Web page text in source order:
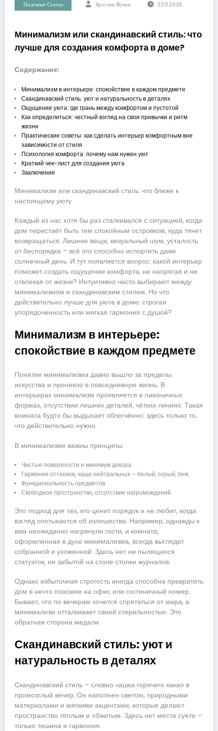
Полезные Статьи Ярослав Жуков 23.11.2025
Минимализм или скандинавский стиль: что
лучше для создания комфорта в доме?
Содержание:
Минимализм в интерьере: спокойствие в каждом предмете
Скандинавский стиль: уют и натуральность в деталях
Ощущение уюта: где грань между комфортом и пустотой
Как определиться: честный взгляд на свои привычки и ритм
жизни
Практические советы: как сделать интерьер комфортным вне
зависимости от стиля
Психология комфорта: почему нам нужен уют
Краткий чек-лист для создания уюта
Заключение
Минимализм или скандинавский стиль: что ближе к
настоящему уюту
Каждый из нас хотя бы раз сталкивался с ситуацией, когда
дом перестаёт быть тем спокойным островком, куда тянет
возвращаться. Лишние вещи, визуальный шум, усталость
от беспорядка – всё это способно испортить даже
солнечный день. И тут появляется вопрос: какой интерьер
поможет создать ощущение комфорта, не напрягая и не
отвлекая от жизни? Интуитивно часто выбирают между
минимализмом и скандинавским стилем. Но что
действительно лучше для уюта в доме: строгая
упорядоченность или мягкая гармония с душой?
Минимализм в интерьере:
спокойствие в каждом предмете
Понятие минимализма давно вышло за пределы
искусства и проникло в повседневную жизнь. В
интерьерах минимализм проявляется в лаконичных
формах, отсутствии лишних деталей, чётких линиях. Такая
комната будто бы выдыхает облегчённо: здесь только то,
что действительно нужно.
В минимализме важны принципы:
Чистые поверхности и минимум декора.
Гармония оттенков, чаще нейтральных – белый, серый, беж.
Функциональность предметов.
Свободное пространство, отсутствие нагромождений.
Это подход для тех, кто ценит порядок и не любит, когда
взгляд спотыкается об излишества. Например, однажды к
вам неожиданно нагрянули гости, и комната,
оформленная в духе минимализма, всегда выглядит
собранной и ухоженной. Здесь нет ни пылящихся
статуэток, ни забытой на столе стопки журналов.
Однако избыточная строгость иногда способна превратить
дом в нечто похожее на офис или гостиничный номер.
Бывает, что по вечерам хочется спрятаться от мира, а
минимализм отталкивает своей стерильностью. Это
обратная сторона медали.
Скандинавский стиль: уют и
натуральность в деталях
Скандинавский стиль – словно чашка горячего какао в
промозглый вечер. Он наполнен светом, природными
материалами и мягкими акцентами, которые делают
пространство тёплым и обжитым. Здесь нет места суете –
только тишина и гармония.